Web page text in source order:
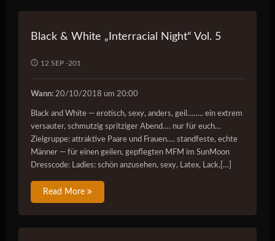
Black & White „Interracial Night“ Vol. 5
12 SEP -201
Wann: 20/10/2018 um 20:00
Black and White — erotisch, sexy, anders, geil…….. ein extrem
versauter, schmutzig spritziger Abend…. nur für euch…
Zielgruppe: attraktive Paare und Frauen…. standfeste, echte
Männer — für einen geilen, gepflegten MFM im SunMoon
Dresscode: Ladies: schön anzusehen, sexy, Latex, Lack,[…]
Read More